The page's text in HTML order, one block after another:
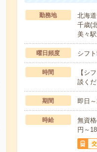
勤務地
北海
千歳(
美々
曜日頻度 シフ
時間
【シ
談くだ
期間 即日
時給
無資
円～